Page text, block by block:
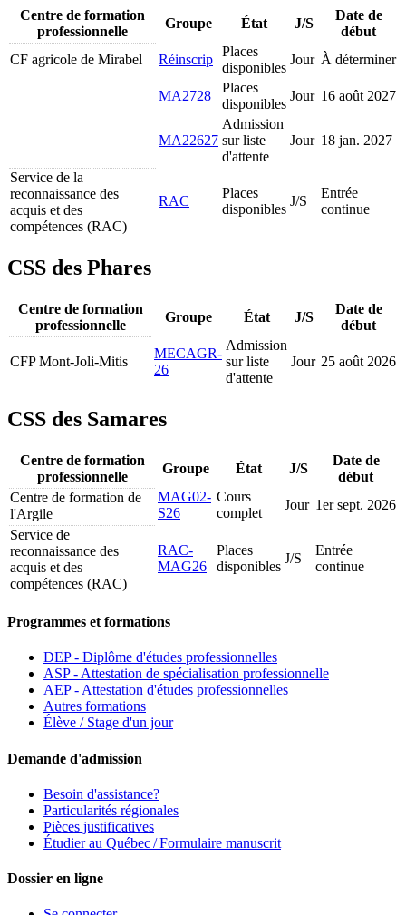
Centre de formation
professionnelle
Groupe État J/S
Date de
début
CF agricole de Mirabel
Réinscrip
Places
disponibles
Jour À déterminer
MA2728
Places
disponibles
Jour 16 août 2027
MA22627
Admission
sur liste
d'attente
Jour 18 jan. 2027
Service de la
reconnaissance des
acquis et des
compétences (RAC)
RAC
Places
disponibles
J/S
Entrée
continue
CSS des Phares
Centre de formation
professionnelle
Groupe État J/S
Date de
début
CFP Mont-Joli-Mitis
MECAGR-
26
Admission
sur liste
d'attente
Jour 25 août 2026
CSS des Samares
Centre de formation
professionnelle
Groupe État J/S
Date de
début
Centre de formation de
l'Argile
MAG02-
S26
Cours
complet
Jour 1ersept. 2026
Service de
reconnaissance des
acquis et des
compétences (RAC)
RAC-
MAG26
Places
disponibles
J/S
Entrée
continue
Programmes et formations
DEP - Diplôme d'études professionnelles
ASP - Attestation de spécialisation professionnelle
AEP - Attestation d'études professionnelles
Autres formations
Élève / Stage d'un jour
Demande d'admission
Besoin d'assistance?
Particularités régionales
Pièces justificatives
Étudier au Québec / Formulaire manuscrit
Dossier en ligne